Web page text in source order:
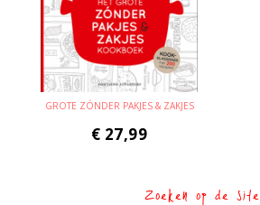
GROTE ZÓNDER PAKJES & ZAKJES
€ 27,99
Zoeken op de site